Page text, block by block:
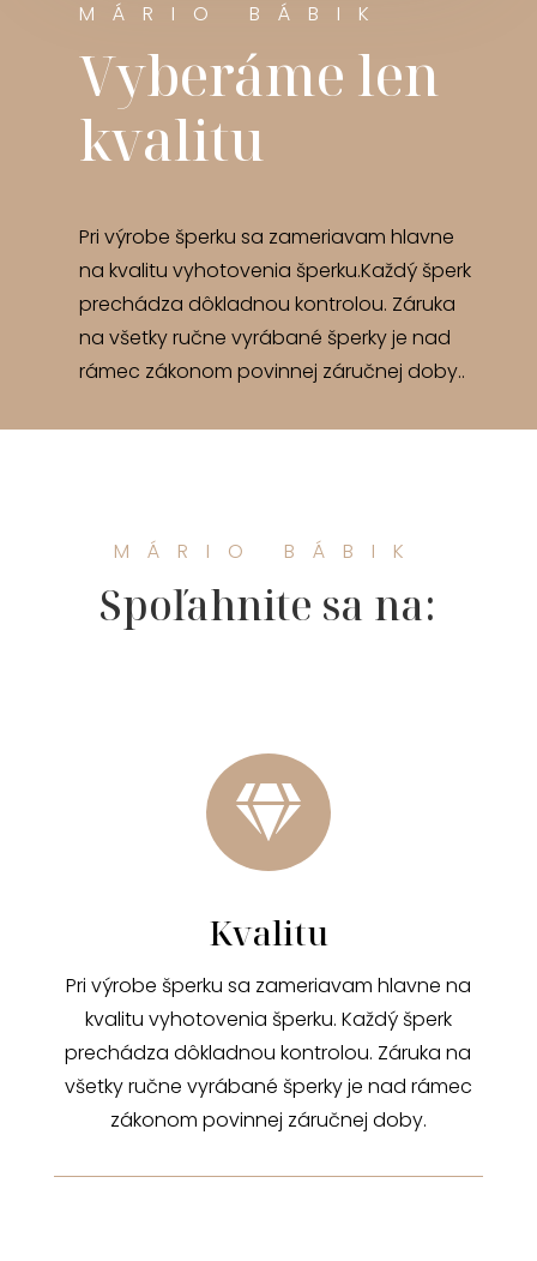
MÁRIO BÁBIK
Vyberáme len
kvalitu
Pri výrobe šperku sa zameriavam hlavne
na kvalitu vyhotovenia šperku.Každý šperk
prechádza dôkladnou kontrolou. Záruka
na všetky ručne vyrábané šperky je nad
rámec zákonom povinnej záručnej doby..
MÁRIO BÁBIK
Spoľahnite sa na:

Kvalitu
Pri výrobe šperku sa zameriavam hlavne na
kvalitu vyhotovenia šperku. Každý šperk
prechádza dôkladnou kontrolou. Záruka na
všetky ručne vyrábané šperky je nad rámec
zákonom povinnej záručnej doby.